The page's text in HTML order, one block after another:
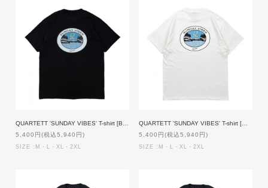
5,400円(税込5,940円)
SIZE :M・L・XL・2XL
5,400円(税込5,940円)
SIZE :M・L・XL・2XL